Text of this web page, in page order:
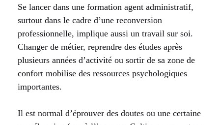
Se lancer dans une formation agent administratif,
surtout dans le cadre d’une reconversion
professionnelle, implique aussi un travail sur soi.
Changer de métier, reprendre des études après
plusieurs années d’activité ou sortir de sa zone de
confort mobilise des ressources psychologiques
importantes.
Il est normal d’éprouver des doutes ou une certaine